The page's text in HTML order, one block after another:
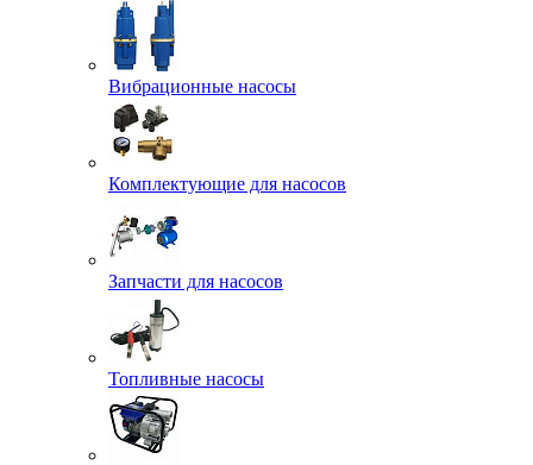
Вибрационные насосы
Комплектующие для насосов
Запчасти для насосов
Топливные насосы